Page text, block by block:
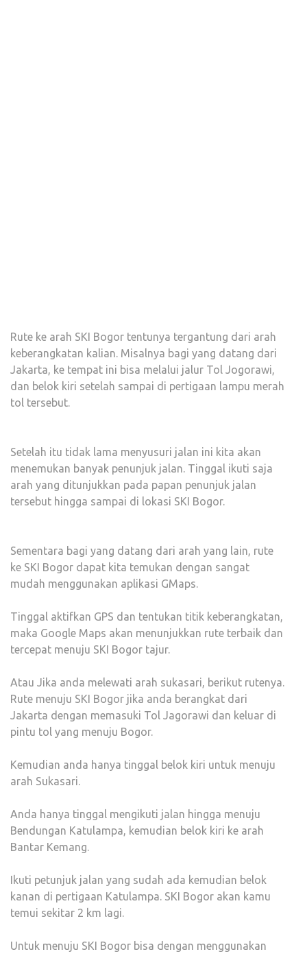
Rute ke arah SKI Bogor tentunya tergantung dari arah
keberangkatan kalian. Misalnya bagi yang datang dari
Jakarta, ke tempat ini bisa melalui jalur Tol Jogorawi,
dan belok kiri setelah sampai di pertigaan lampu merah
tol tersebut.
Setelah itu tidak lama menyusuri jalan ini kita akan
menemukan banyak penunjuk jalan. Tinggal ikuti saja
arah yang ditunjukkan pada papan penunjuk jalan
tersebut hingga sampai di lokasi SKI Bogor.
Sementara bagi yang datang dari arah yang lain, rute
ke SKI Bogor dapat kita temukan dengan sangat
mudah menggunakan aplikasi GMaps.
Tinggal aktifkan GPS dan tentukan titik keberangkatan,
maka Google Maps akan menunjukkan rute terbaik dan
tercepat menuju SKI Bogor tajur.
Atau Jika anda melewati arah sukasari, berikut rutenya.
Rute menuju SKI Bogor jika anda berangkat dari
Jakarta dengan memasuki Tol Jagorawi dan keluar di
pintu tol yang menuju Bogor.
Kemudian anda hanya tinggal belok kiri untuk menuju
arah Sukasari.
Anda hanya tinggal mengikuti jalan hingga menuju
Bendungan Katulampa, kemudian belok kiri ke arah
Bantar Kemang.
Ikuti petunjuk jalan yang sudah ada kemudian belok
kanan di pertigaan Katulampa. SKI Bogor akan kamu
temui sekitar 2 km lagi.
Untuk menuju SKI Bogor bisa dengan menggunakan